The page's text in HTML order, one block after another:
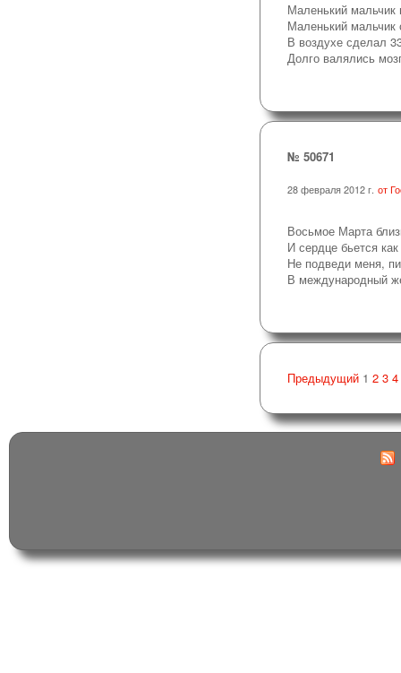
Маленький
Маленький
В воздухе сделал
Долго валялись
№ 50671
28 февраля 2012 г. от
Восьмое Марта
И сердце бьется
Не подведи меня,
В международный
Предыдущий 1 2 3 4